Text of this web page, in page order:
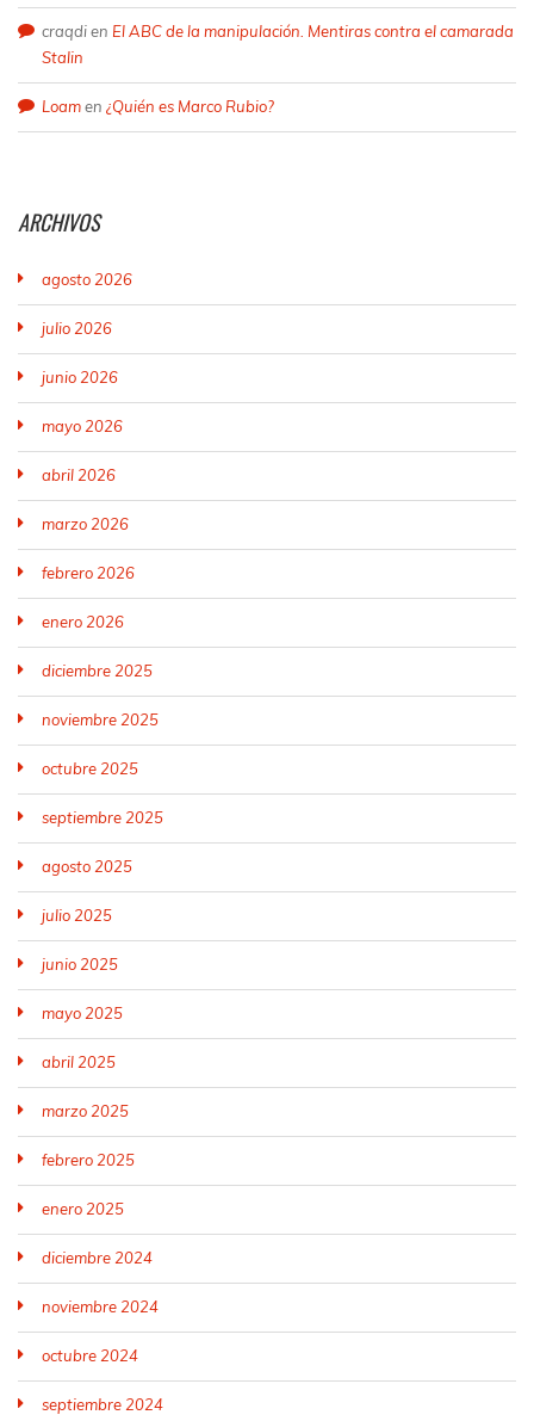
craqdien El ABC de la manipulación. Mentiras contra el camarada
Stalin
Loamen ¿Quién es Marco Rubio?
ARCHIVOS
agosto 2026
julio 2026
junio 2026
mayo 2026
abril 2026
marzo 2026
febrero 2026
enero 2026
diciembre 2025
noviembre 2025
octubre 2025
septiembre 2025
agosto 2025
julio 2025
junio 2025
mayo 2025
abril 2025
marzo 2025
febrero 2025
enero 2025
diciembre 2024
noviembre 2024
octubre 2024
septiembre 2024